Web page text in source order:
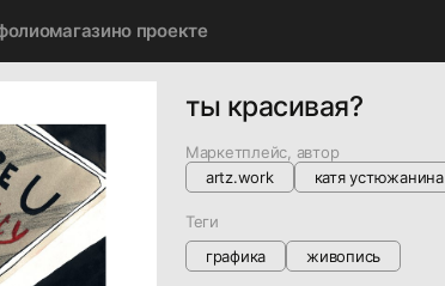
магазино проекте
ты красивая?
Маркетплейс, автор
artz.work
катя устюжанина
Теги
графика
живопись